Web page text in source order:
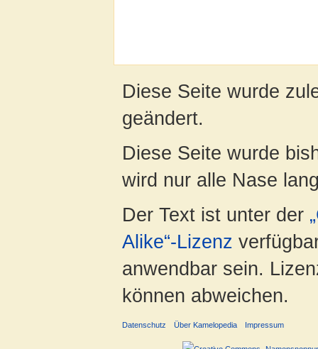
Diese Seite wurde
geändert.
Diese Seite wurde
wird nur alle Nase
Der Text ist unter der
Alike“-Lizenz
anwendbar sein.
können abweichen.
Datenschutz Über Kamelopedia Impressum